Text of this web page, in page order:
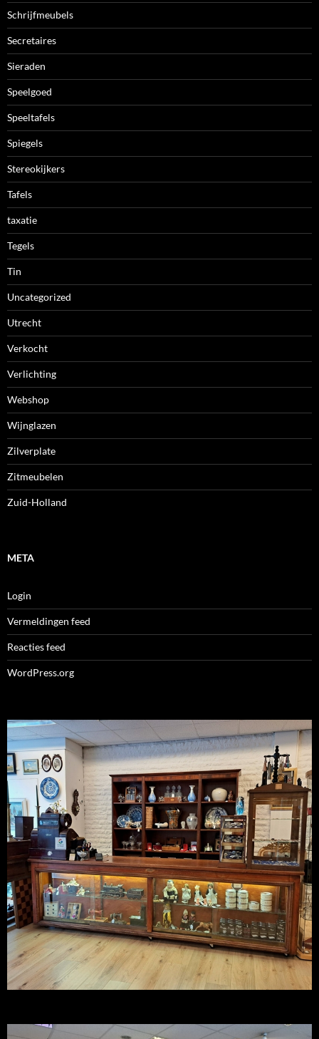
Schrijfmeubels
Secretaires
Sieraden
Speelgoed
Speeltafels
Spiegels
Stereokijkers
Tafels
taxatie
Tegels
Tin
Uncategorized
Utrecht
Verkocht
Verlichting
Webshop
Wijnglazen
Zilverplate
Zitmeubelen
Zuid-Holland
META
Login
Vermeldingen feed
Reacties feed
WordPress.org